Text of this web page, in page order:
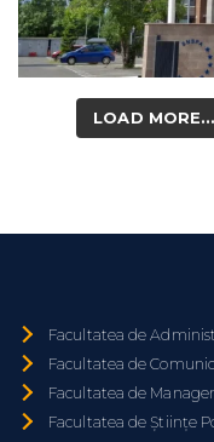
LOAD MORE...
Facultatea de
Facultatea de
Facultatea de
Facultatea de Științe